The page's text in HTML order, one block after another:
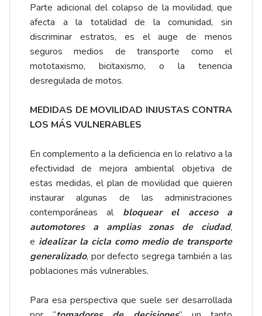
Parte adicional del colapso de la movilidad, que
afecta a la totalidad de la comunidad, sin
discriminar estratos, es el auge de menos
seguros medios de transporte como el
mototaxismo, bicitaxismo, o la tenencia
desregulada de motos.
MEDIDAS DE MOVILIDAD INJUSTAS CONTRA
LOS MÁS VULNERABLES
En complemento a la deficiencia en lo relativo a la
efectividad de mejora ambiental objetiva de
estas medidas, el plan de movilidad que quieren
instaurar algunas de las administraciones
contemporáneas al bloquear el acceso a
automotores a amplias zonas de ciudad,
e idealizar la cicla como medio de transporte
generalizado, por defecto segrega también a las
poblaciones más vulnerables.
Para esa perspectiva que suele ser desarrollada